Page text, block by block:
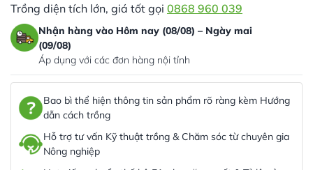
Trồng diện tích lớn, giá tốt gọi 0868 960 039
Nhận hàng vào Hôm nay (08/08) – Ngày mai
(09/08)
Áp dụng với các đơn hàng nội tỉnh
Bao bì thể hiện thông tin sản phẩm rõ ràng kèm Hướng
dẫn cách trồng
Hỗ trợ tư vấn Kỹ thuật trồng & Chăm sóc từ chuyên gia
Nông nghiệp